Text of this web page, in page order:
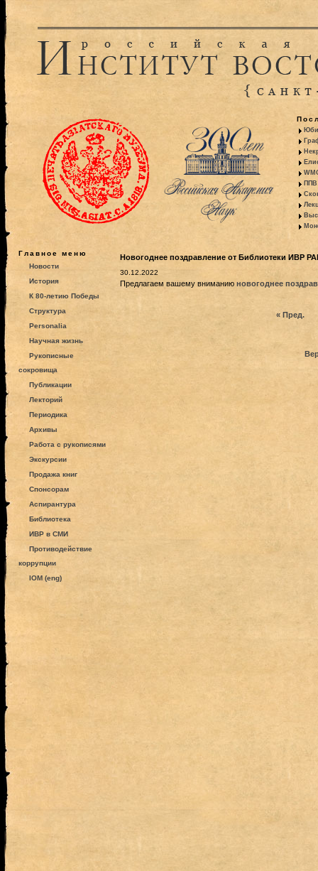
ППВ
Главное меню
Новости
История
К 80-летию Победы
Структура
Personalia
Научная жизнь
Рукописные
сокровища
Публикации
Лекторий
Периодика
Архивы
Работа с рукописями
Экскурсии
Продажа книг
Спонсорам
Аспирантура
Библиотека
ИВР в СМИ
Противодействие
коррупции
IOM (eng)
Новогоднее поздравление от Библиотеки ИВР
30.12.2022
Предлагаем вашему вниманию новогоднее
« Пред.